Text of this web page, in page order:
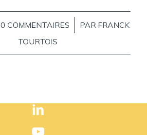
0 COMMENTAIRES
/ PAR FRANCK
TOURTOIS